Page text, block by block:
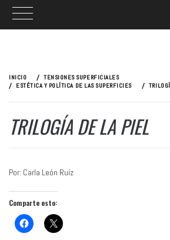
contenido
INICIO
TENSIONES SUPERFICIALES
ESTÉTICA Y POLÍTICA DE LAS SUPERFICIES
TRILOGÍA DE LA PIEL
Por: Carla León Ruíz
Comparte esto: